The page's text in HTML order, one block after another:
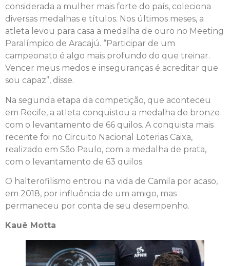
considerada a mulher mais forte do país, coleciona
diversas medalhas e títulos. Nos últimos meses, a
atleta levou para casa a medalha de ouro no Meeting
Paralímpico de Aracajú. “Participar de um
campeonato é algo mais profundo do que treinar.
Vencer meus medos e inseguranças é acreditar que
sou capaz”, disse.
Na segunda etapa da competição, que aconteceu
em Recife, a atleta conquistou a medalha de bronze
com o levantamento de 66 quilos. A conquista mais
recente foi no Circuito Nacional Loterias Caixa,
realizado em São Paulo, com a medalha de prata,
com o levantamento de 63 quilos.
O halterofilismo entrou na vida de Camila por acaso,
em 2018, por influência de um amigo, mas
permaneceu por conta de seu desempenho.
Kauê Motta